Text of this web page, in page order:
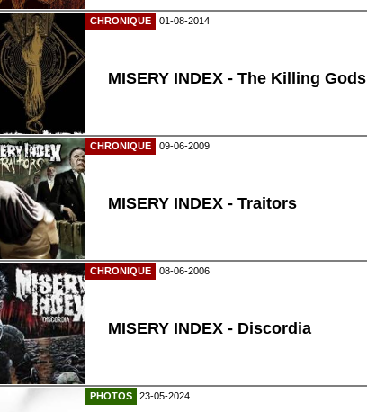
CHRONIQUE 01-08-2014
MISERY INDEX - The Killing Gods
CHRONIQUE 09-06-2009
MISERY INDEX - Traitors
CHRONIQUE 08-06-2006
MISERY INDEX - Discordia
PHOTOS 23-05-2024